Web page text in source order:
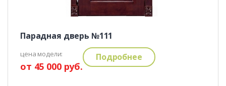
Парадная дверь №111
цена модели:
от 45 000 руб.
Подробнее